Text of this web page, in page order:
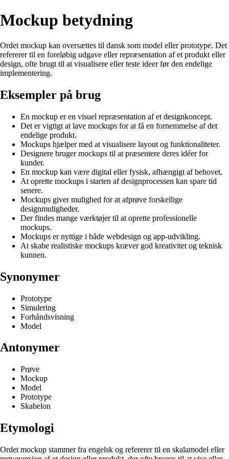
Mockup betydning
Ordet mockup kan oversættes til dansk som model eller prototype. Det
refererer til en foreløbig udgave eller repræsentation af et produkt eller
design, ofte brugt til at visualisere eller teste ideer før den endelige
implementering.
Eksempler på brug
En mockup er en visuel repræsentation af et designkoncept.
Det er vigtigt at lave mockups for at få en fornemmelse af det
endelige produkt.
Mockups hjælper med at visualisere layout og funktionaliteter.
Designere bruger mockups til at præsentere deres idéer for
kunder.
En mockup kan være digital eller fysisk, afhængigt af behovet.
At oprette mockups i starten af designprocessen kan spare tid
senere.
Mockups giver mulighed for at afprøve forskellige
designmuligheder.
Der findes mange værktøjer til at oprette professionelle
mockups.
Mockups er nyttige i både webdesign og app-udvikling.
At skabe realistiske mockups kræver god kreativitet og teknisk
kunnen.
Synonymer
Prototype
Simulering
Forhåndsvisning
Model
Antonymer
Prøve
Mockup
Model
Prototype
Skabelon
Etymologi
Ordet mockup stammer fra engelsk og refererer til en skalamodel eller